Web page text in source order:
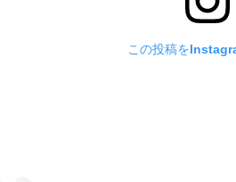
この投稿を